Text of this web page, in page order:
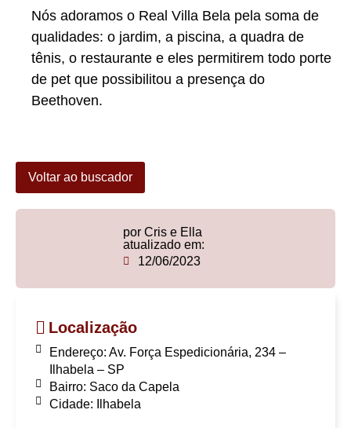
Nós adoramos o Real Villa Bela pela soma de
qualidades: o jardim, a piscina, a quadra de
tênis, o restaurante e eles permitirem todo porte
de pet que possibilitou a presença do
Beethoven.
Voltar ao buscador
por Cris e Ella
atualizado em:
12/06/2023
Localização
Endereço: Av. Força Espedicionária, 234 –
Ilhabela – SP
Bairro: Saco da Capela
Cidade: Ilhabela